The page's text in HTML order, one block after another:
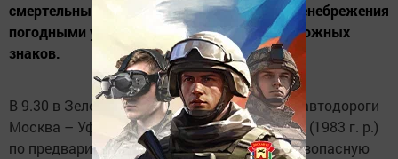
смертельным исходом произошли из-за пренебрежения
погодными условиями и требованиями дорожных
знаков.
В 9.30 в Зеленодольском районе на 753 км автодороги
Москва – Уфа водитель автомобиля КамАЗ (1983 г. р.)
по предварительным данным не выбрал безопасную